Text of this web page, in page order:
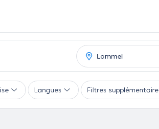
Langues Filtres